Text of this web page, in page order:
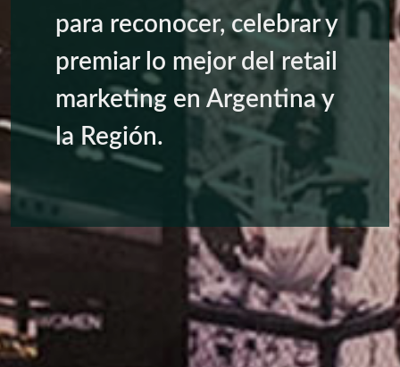
para reconocer, celebrar y
premiar lo mejor del retail
marketing en Argentina y
la Región.